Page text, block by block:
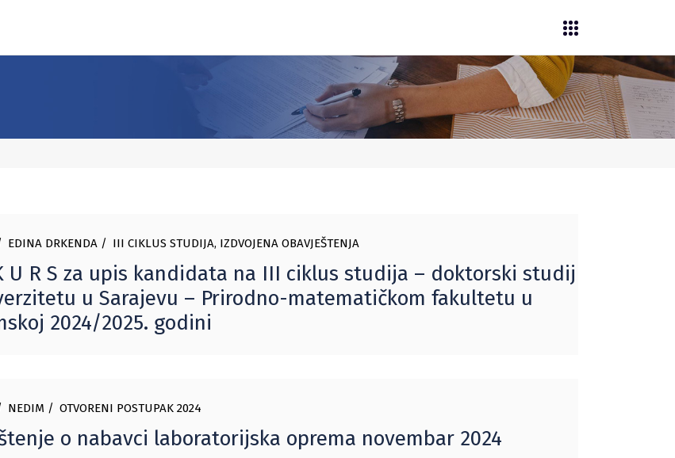
EDINA DRKENDA III CIKLUS STUDIJA, IZDVOJENA OBAVJEŠTENJA
U R S za upis kandidata na III ciklus studija – doktorski studij
u Sarajevu – Prirodno-matematičkom fakultetu u
2024/2025. godini
NEDIM OTVORENI POSTUPAK 2024
o nabavci laboratorijska oprema novembar 2024